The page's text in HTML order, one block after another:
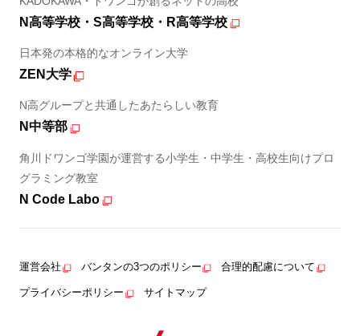
N高等学校・S高等学校・R高等学校
日本発の本格的なオンライン大学
ZEN大学
N高グループと共通したあたらしい教育
N中等部
角川ドワンゴ学園が運営する小学生・中学生・高校生向けプロ
グラミング教室
N Code Labo
運営会社 バンタンの3つのポリシー 合理的配慮について
プライバシーポリシー サイトマップ